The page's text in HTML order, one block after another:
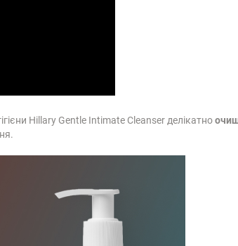
Hillary Gentle Intimate Cleanser делікатно